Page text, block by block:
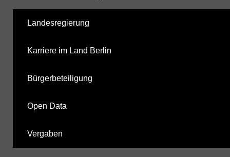
Landesregierung
Karriere im Land Berlin
Bürgerbeteiligung
Open Data
Vergaben